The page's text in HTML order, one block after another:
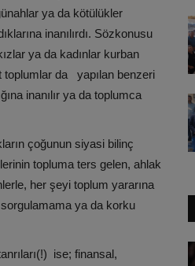
ya da kötülükler
inanılırdı. Sözkonusu
ya da kadınlar kurban
toplumlar da yapılan benzeri
inanılır ya da toplumca
çoğunun siyasi bilinç
topluma ters gelen, ahlak
her şeyi toplum yararına
ya da korku
ise; finansal,